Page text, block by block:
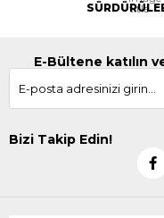
E-Bültene katılın
Bizi Takip Edin!